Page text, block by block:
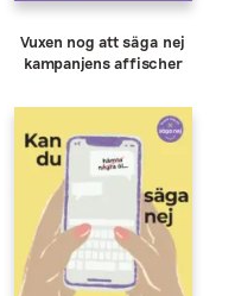
Vuxen nog att säga nej
kampanjens affischer